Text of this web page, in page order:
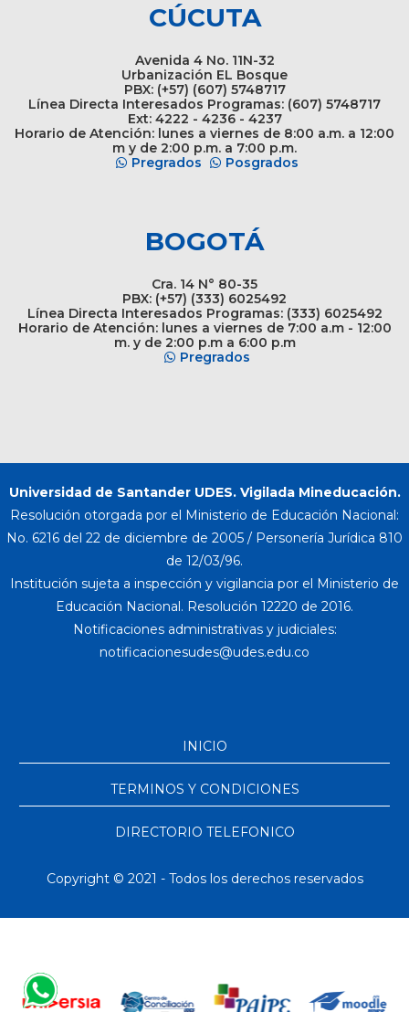
CÚCUTA
Avenida 4 No. 11N-32
Urbanización EL Bosque
PBX: (+57) (607) 5748717
Línea Directa Interesados Programas: (607) 5748717
Ext: 4222 - 4236 - 4237
Horario de Atención: lunes a viernes de 8:00 a.m. a 12:00
m y de 2:00 p.m. a 7:00 p.m.
Pregrados
Posgrados
BOGOTÁ
Cra. 14 N° 80-35
PBX: (+57) (333) 6025492
Línea Directa Interesados Programas: (333) 6025492
Horario de Atención: lunes a viernes de 7:00 a.m - 12:00
m. y de 2:00 p.m a 6:00 p.m
Pregrados
Universidad de Santander UDES. Vigilada Mineducación.
Resolución otorgada por el Ministerio de Educación Nacional:
No. 6216 del 22 de diciembre de 2005 / Personería Jurídica 810
de 12/03/96.
Institución sujeta a inspección y vigilancia por el Ministerio de
Educación Nacional. Resolución 12220 de 2016.
Notificaciones administrativas y judiciales:
INICIO
TERMINOS Y CONDICIONES
DIRECTORIO TELEFONICO
Copyright © 2021 - Todos los derechos reservados